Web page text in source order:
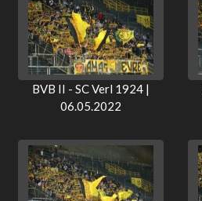
BVB II - SC Verl 1924 |
06.05.2022